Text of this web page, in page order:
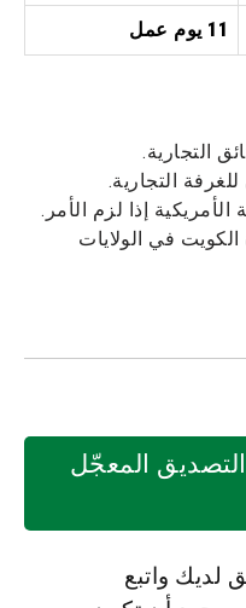
11 يوم عمل
التجارية.
إذا لزم الأمر.
في الولايات
المعجّل
لديك واتبع